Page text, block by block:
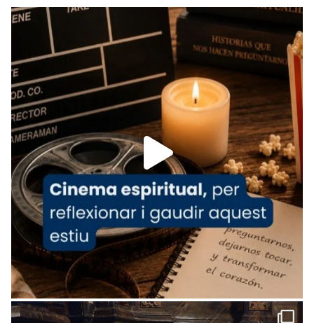
Recupera l'entrevista comp
Vatican
tican News 👇
www.vaticannews.va/es/iglesia/news/2026-
07/carmina-historia-depresion-papa-viaje-
espana-testimoni...
Foto
View on Facebook · Share
Arquebisbat de Barcelona
2 weeks ago
«Avui les santes Juliana i Semproniana ens
ajuden a alçar la mirada»
Mons. Sergi Gordo, bisbe de Tortosa, ha
presidit aquest 27 de juliol la missa de Les
Santes de Mataró.